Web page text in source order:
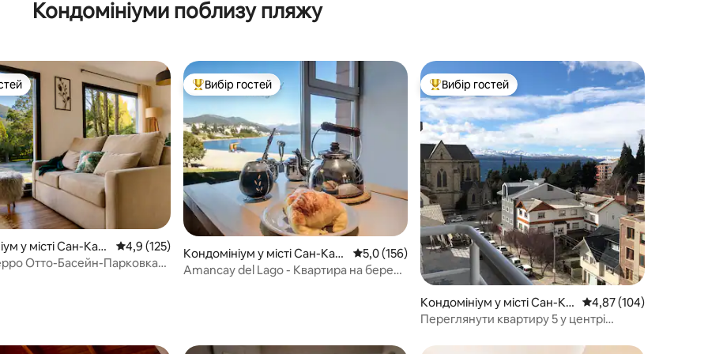
Кондомініуми поблизу пляжу
відгуки: 127
у місті Сан-Кар
Середня оцінка: 4,9 з 5, відгуки: 125
4,9 (125)
Отто-Басейн-Парковка-
Топ вибір гостей
Вибір гостей
Кондомініум у місті Сан-Кар
лос-де-Барілоче
Середня оцінка: 5,0 з 5, відгуки: 156
5,0 (156)
Amancay del Lago - Квартира на березі
Топ вибір гостей
Вибір гостей
Кондомініум у місті Сан-Ка
рлос-де-Барілоче
Середня оцінка: 4,87
4,87 (104)
Переглянути квартиру 5 у центрі